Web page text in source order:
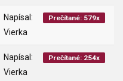
Napísal:
Vierka
Prečítané: 579x
Napísal:
Vierka
Prečítané: 254x